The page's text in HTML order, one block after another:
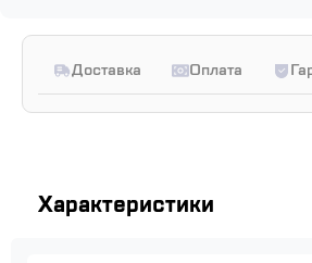
Доставка Оплата
Характеристики